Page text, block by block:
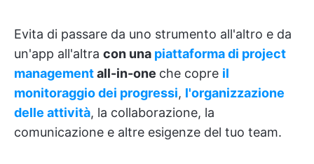
Evita di passare da uno strumento all'altro e da
un'app all'altra con una piattaforma di project
managementall-in-one che copre il
monitoraggio dei progressi, l'organizzazione
delle attività, la collaborazione, la
comunicazione e altre esigenze del tuo team.